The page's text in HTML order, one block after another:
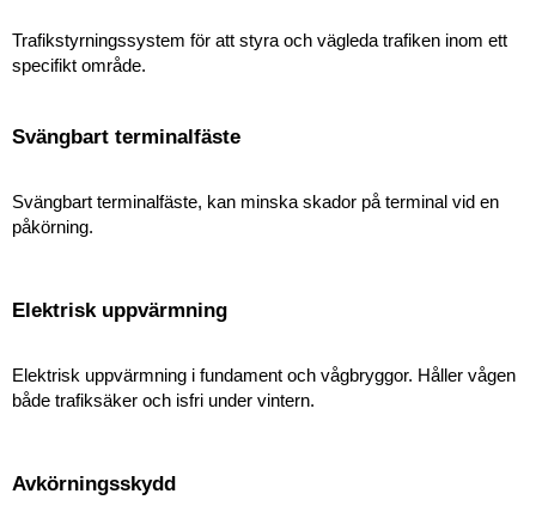
Trafikstyrningssystem för att styra och vägleda trafiken inom ett
specifikt område.
Svängbart terminalfäste
Svängbart terminalfäste, kan minska skador på terminal vid en
påkörning.
Elektrisk uppvärmning
Elektrisk uppvärmning i fundament och vågbryggor. Håller vågen
både trafiksäker och isfri under vintern.
Avkörningsskydd